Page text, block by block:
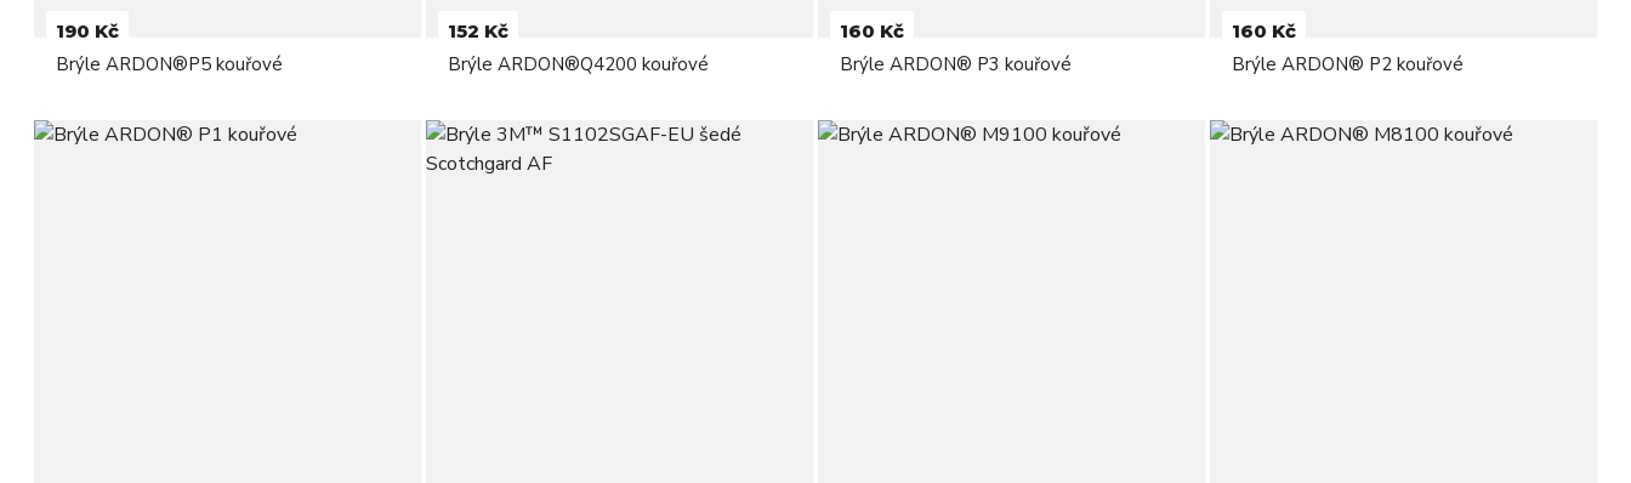
190 Kč
Brýle ARDON®P5 kouřové
152 Kč
Brýle ARDON®Q4200 kouřové
160 Kč
Brýle ARDON® P3 kouřové
160 Kč
Brýle ARDON® P2 kouřové